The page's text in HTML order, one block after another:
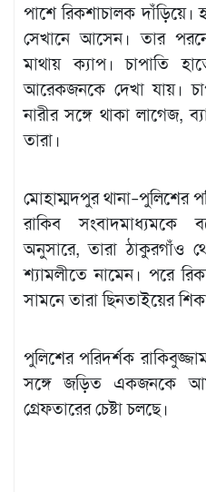
পাশে রিকশাচালক দাঁড়িয়ে।
সেখানে আসেন। তার
মাথায় ক্যাপ। চাপাতি
আরেকজনকে দেখা যায়।
নারীর সঙ্গে থাকা লাগেজ,
তারা।
মোহাম্মদপুর থানা–পুলিশের
রাকিব সংবাদমাধ্যমকে
অনুসারে, তারা ঠাকুরগাঁও
শ্যামলীতে নামেন। পরে
সামনে তারা ছিনতাইয়ের
পুলিশের পরিদর্শক
সঙ্গে জড়িত একজনকে
গ্রেফতারের চেষ্টা চলছে।